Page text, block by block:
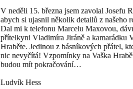
V neděli 15. března jsem zavolal Josefu
abych si ujasnil několik detailů z našeho
Dal mi k telefonu Marcelu Maxovou,
přítelkyni Vladimíra Jiráně a kamarádku
Hraběte. Jedinou z básníkových přátel,
nic nevyčítá! Vzpomínky na Vaška
budou mít pokračování…
Ludvík Hess